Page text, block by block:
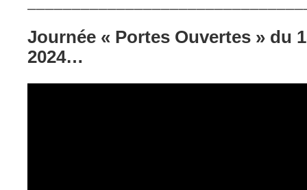
Journée « Portes Ouvertes » du
2024…